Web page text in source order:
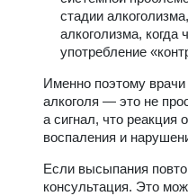
стадии
алкоголизма, когда
употребление
Именно поэтому
алкоголя — это не
а сигнал, что реакция
воспаления и
Если высыпания
консультация. Это